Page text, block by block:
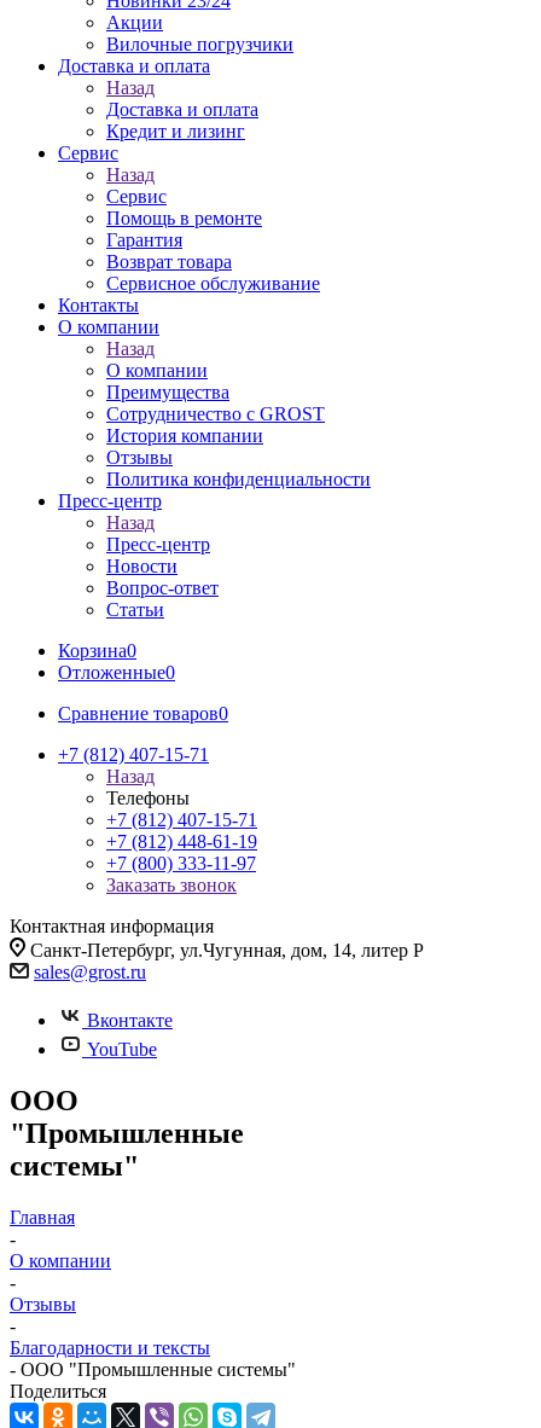
Акции
Вилочные погрузчики
Доставка и оплата
Назад
Доставка и оплата
Кредит и лизинг
Сервис
Назад
Сервис
Помощь в ремонте
Гарантия
Возврат товара
Сервисное обслуживание
Контакты
О компании
Назад
О компании
Преимущества
Сотрудничество с GROST
История компании
Отзывы
Политика конфиденциальности
Пресс-центр
Назад
Пресс-центр
Новости
Вопрос-ответ
Статьи
Корзина0
Отложенные0
Сравнение товаров0
+7 (812) 407-15-71
Назад
Телефоны
+7 (812) 407-15-71
+7 (812) 448-61-19
+7 (800) 333-11-97
Заказать звонок
Контактная информация
Санкт-Петербург, ул.Чугунная, дом, 14, литер Р
sales@grost.ru
Вконтакте
YouTube
ООО
"Промышленные
системы"
Главная
-
О компании
-
Отзывы
-
Благодарности и тексты
- ООО "Промышленные системы"
Поделиться